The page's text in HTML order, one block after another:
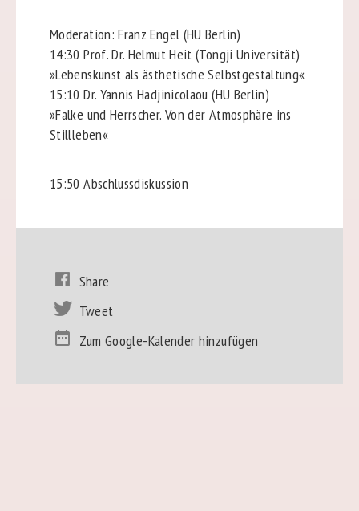
Moderation: Franz Engel (HU Berlin)
14:30 Prof. Dr. Helmut Heit (Tongji Universität)
»Lebenskunst als ästhetische Selbstgestaltung«
15:10 Dr. Yannis Hadjinicolaou (HU Berlin)
»Falke und Herrscher. Von der Atmosphäre ins
Stillleben«
15:50 Abschlussdiskussion
Share
Tweet
Zum Google-Kalender hinzufügen